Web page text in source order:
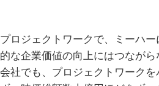
ロジェクトワークで、ミーハ
な企業価値の向上にはつなが
社でも、プロジェクトワーク